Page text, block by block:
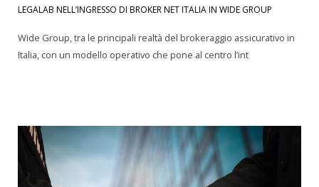
LEGALAB NELL’INGRESSO DI BROKER NET ITALIA IN WIDE GROUP
Wide Group, tra le principali realtà del brokeraggio assicurativo in
Italia, con un modello operativo che pone al centro l’int